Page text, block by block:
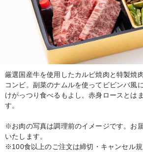
厳選国産牛を使用したカルビ焼肉と特製焼
コンビ。副菜のナムルを使ってビビンバ風
けがっつり食べるもよし。赤身ロースとは
す。
※お肉の写真は調理前のイメージです。お
いたします。
※100食以上のご注文は締切・キャンセル